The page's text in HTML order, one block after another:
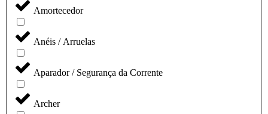
Amortecedor
Anéis / Arruelas
Aparador / Segurança da Corrente
Archer